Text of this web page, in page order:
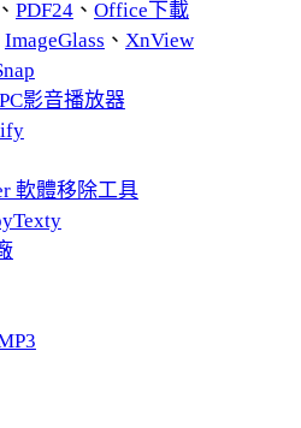
PDF24、 Office下載
ImageGlass 、 XnView
影音播放器
軟體移除工具